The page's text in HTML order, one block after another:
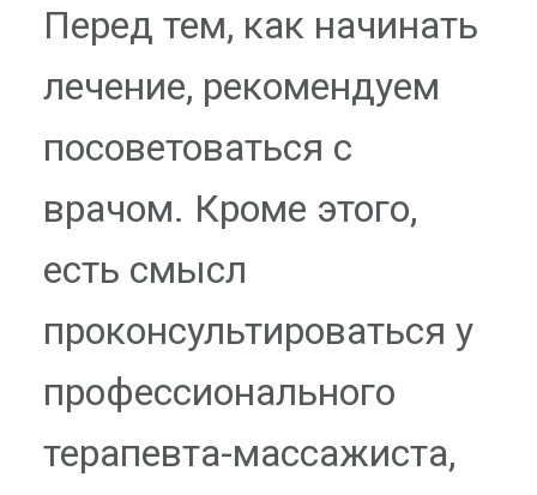
Перед тем, как начинать
лечение, рекомендуем
посоветоваться с
врачом. Кроме этого,
есть смысл
проконсультироваться у
профессионального
терапевта-массажиста,